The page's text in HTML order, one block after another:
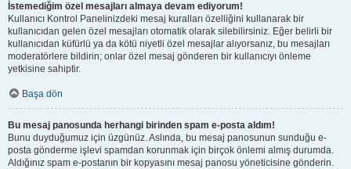
İstemediğim özel mesajları almaya devam ediyorum!
Kullanıcı Kontrol Panelinizdeki mesaj kuralları özelliğini kullanarak bir
kullanıcıdan gelen özel mesajları otomatik olarak silebilirsiniz. Eğer belirli bir
kullanıcıdan küfürlü ya da kötü niyetli özel mesajlar alıyorsanız, bu mesajları
moderatörlere bildirin; onlar özel mesaj gönderen bir kullanıcıyı önleme
yetkisine sahiptir.
Başa dön
Bu mesaj panosunda herhangi birinden spam e-posta aldım!
Bunu duyduğumuz için üzgünüz. Aslında, bu mesaj panosunun sunduğu e-
posta gönderme işlevi spamdan korunmak için birçok önlemi almış durumda.
Aldığınız spam e-postanın bir kopyasını mesaj panosu yöneticisine gönderin.